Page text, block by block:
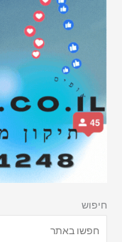
חיפוש